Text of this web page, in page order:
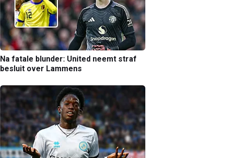
Na fatale blunder: United neemt straf
besluit over Lammens